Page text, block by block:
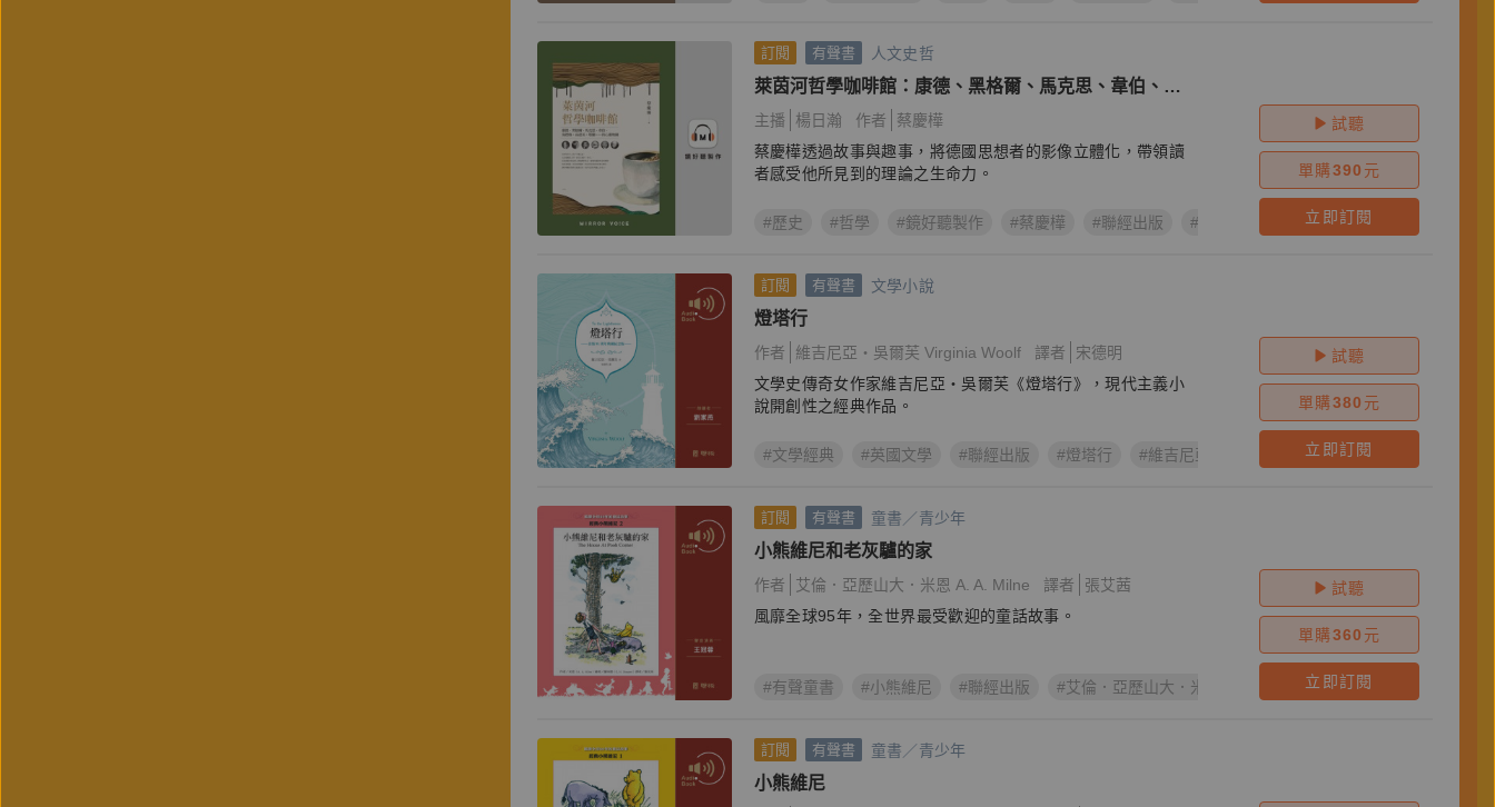
訂閱 有聲書 人文史哲
萊茵河哲學咖啡館：康德、黑格爾、馬克思、韋伯、海
德格、高達美、鄂蘭……的心靈地圖
主播 楊日瀚 作者
蔡慶樺
蔡慶樺透過故事與趣事，將德國思想者的影像立體化，帶領讀
者感受他所見到的理論之生命力。
#歷史 #哲學 #鏡好聽製作 #蔡慶樺 #聯經出版 #萊茵河哲學咖啡館 #德國思想家
試聽
單購390 元
立即訂閱
訂閱 有聲書 文學小說
燈塔行
作者 維吉尼亞‧吳爾芙 Virginia Woolf 譯者
宋德明
文學史傳奇女作家維吉尼亞‧吳爾芙《燈塔行》，現代主義小
說開創性之經典作品。
#文學經典 #英國文學 #聯經出版 #燈塔行 #維吉尼亞‧吳爾芙 #To the Lighthouse
試聽
單購380 元
立即訂閱
訂閱 有聲書 童書／青少年
小熊維尼和老灰驢的家
作者 艾倫．亞歷山大．米恩 A. A. Milne 譯者
張艾茜
風靡全球95年，全世界最受歡迎的童話故事。
#有聲童書 #小熊維尼 #聯經出版 #艾倫．亞歷山大．米恩 #Winnie-the-Pooh
試聽
單購360 元
立即訂閱
訂閱 有聲書 童書／青少年
小熊維尼